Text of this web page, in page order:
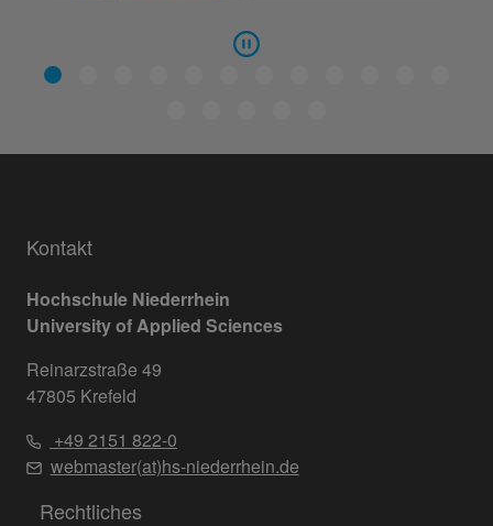
Kontakt
Hochschule Niederrhein
University of Applied Sciences
Reinarzstraße 49
47805 Krefeld
+49 2151 822-0
webmaster(at)hs-niederrhein.de
Rechtliches